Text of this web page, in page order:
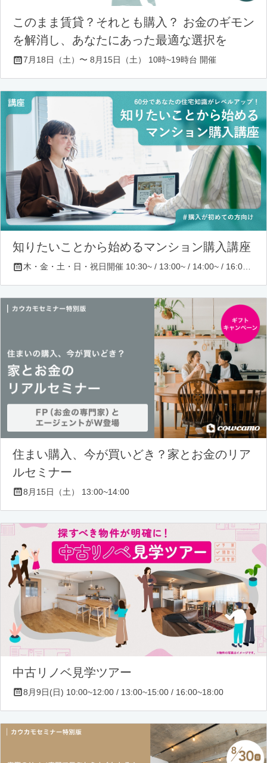
このまま賃貸？それとも購入？ お金のギモン
を解消し、あなたにあった最適な選択を
7月18日（土）〜 8月15日（土） 10時~19時台 開催
知りたいことから始めるマンション購入講座
木・金・土・日・祝日開催 10:30~ / 13:00~ / 14:00~ / 16:00~ / 17:00~/ 18:30~/ 19:30~
住まい購入、今が買いどき？家とお金のリア
ルセミナー
8月15日（土） 13:00~14:00
中古リノベ見学ツアー
8月9日(日) 10:00~12:00 / 13:00~15:00 / 16:00~18:00